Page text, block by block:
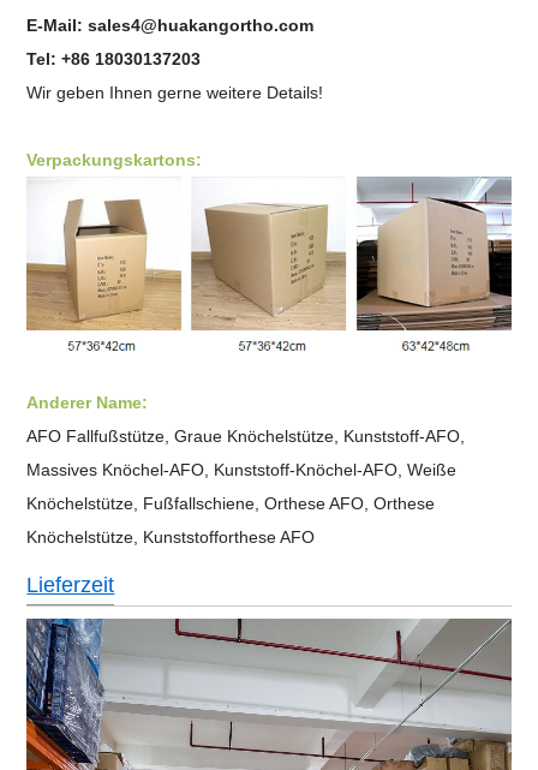
E-Mail: sales4@huakangortho.com
Tel: +86 18030137203
Wir geben Ihnen gerne weitere Details!
Verpackungskartons:
Anderer Name:
AFO Fallfußstütze, Graue Knöchelstütze, Kunststoff-AFO,
Massives Knöchel-AFO, Kunststoff-Knöchel-AFO,Weiße
Knöchelstütze, Fußfallschiene, Orthese AFO, Orthese
Knöchelstütze, Kunststofforthese AFO
Lieferzeit